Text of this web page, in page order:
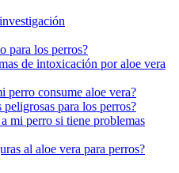
para los perros?
de intoxicación por aloe vera
perro consume aloe vera?
peligrosas para los perros?
mi perro si tiene problemas
al aloe vera para perros?